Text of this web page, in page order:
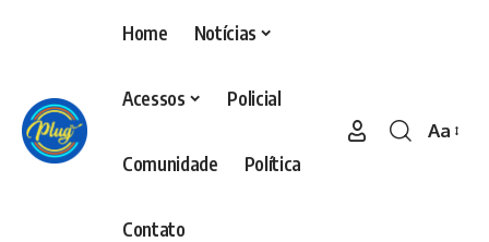
Home Notícias
Acessos Policial
Comunidade Política
Contato
Aa